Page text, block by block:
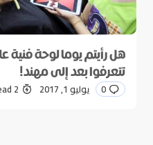
هل رأيتم يوما لوحة فنية
تتعرفوا بعد إلى مهند!
0 يوليو 1, 2017 2 min read